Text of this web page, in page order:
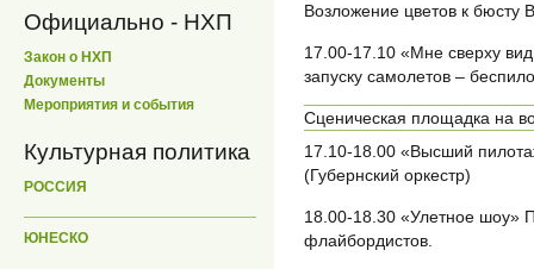
Официально - НХП
Закон о НХП
Документы
Мероприятия и события
Культурная политика
РОССИЯ
ЮНЕСКО
Возложение цветов к бюсту
17.00-17.10 «Мне сверху
запуску самолетов –
Сценическая площадка на
17.10-18.00 «Высший
(Губернский оркестр)
18.00-18.30 «Улетное шоу»
флайбордистов.